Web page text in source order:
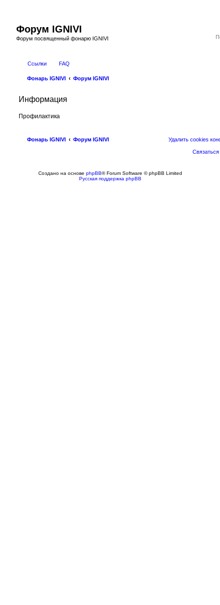
Форум IGNIVI
Форум посвященный фонарю IGNIVI
Ссылки FAQ
Фонарь IGNIVI Форум IGNIVI
Информация
Профилактика
Фонарь IGNIVI Форум IGNIVI Удалить cookies
Создано на основе phpBB® Forum Software © phpBB Limited
Русская поддержка phpBB